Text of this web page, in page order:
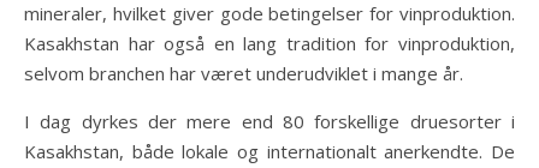
mineraler, hvilket giver gode betingelser for vinproduktion.
Kasakhstan har også en lang tradition for vinproduktion,
selvom branchen har været underudviklet i mange år.
I dag dyrkes der mere end 80 forskellige druesorter i
Kasakhstan, både lokale og internationalt anerkendte. De